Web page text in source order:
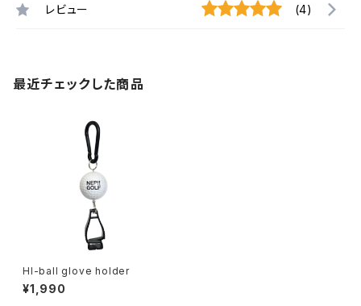
レビュー (4)
最近チェックした商品
HI-ball glove holder
¥1,990